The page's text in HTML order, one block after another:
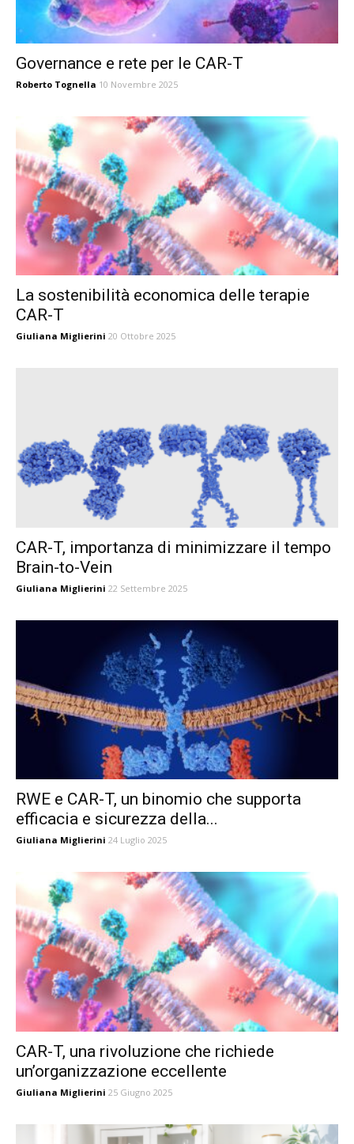
Governance e rete per le CAR-T
Roberto Tognella 10 Novembre 2025
La sostenibilità economica delle terapie
CAR-T
Giuliana Miglierini 20 Ottobre 2025
CAR-T, importanza di minimizzare il tempo
Brain-to-Vein
Giuliana Miglierini 22 Settembre 2025
RWE e CAR-T, un binomio che supporta
efficacia e sicurezza della...
Giuliana Miglierini 24 Luglio 2025
CAR-T, una rivoluzione che richiede
un’organizzazione eccellente
Giuliana Miglierini 25 Giugno 2025